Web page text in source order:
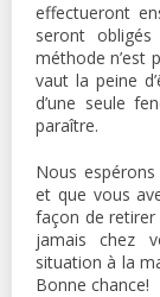
effectueront
seront
méthode n’est
vaut la peine
d’une seule
paraître.
Nous
et que vous
façon de retirer
jamais chez
situation à la
Bonne chance!